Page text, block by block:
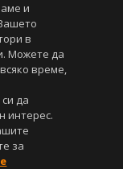
и
в
Можете да
време,
да
интерес.
за